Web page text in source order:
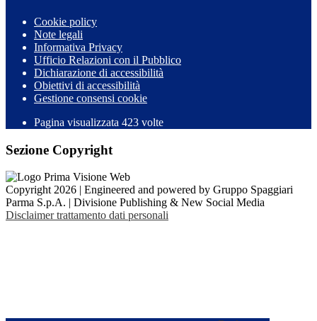
Cookie policy
Note legali
Informativa Privacy
Ufficio Relazioni con il Pubblico
Dichiarazione di accessibilità
Obiettivi di accessibilità
Gestione consensi cookie
Pagina visualizzata 423 volte
Sezione Copyright
Copyright 2026 | Engineered and powered by Gruppo Spaggiari
Parma S.p.A. | Divisione Publishing & New Social Media
Disclaimer trattamento dati personali